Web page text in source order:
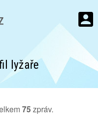
lyžaře
75zpráv.